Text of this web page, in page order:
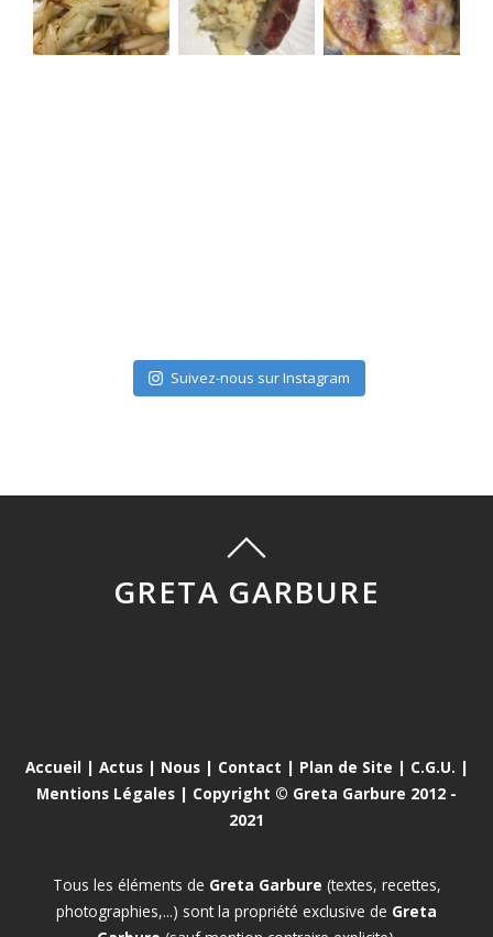
Suivez-nous sur Instagram
GRETA GARBURE
Accueil | Actus| Nous| Contact | Plan de Site | C.G.U. |
Mentions Légales | Copyright © Greta Garbure 2012 -
2021
Tous les éléments de Greta Garbure (textes, recettes,
photographies,...) sont la propriété exclusive de Greta